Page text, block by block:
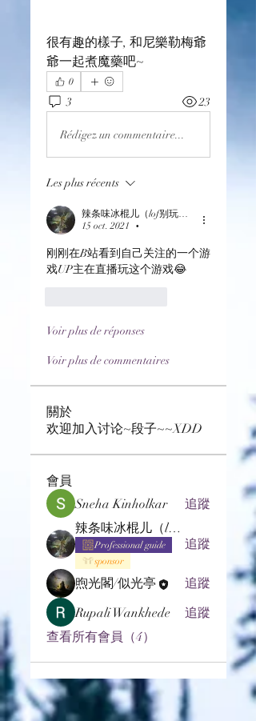
很有趣的樣子, 和尼樂勒梅爺
爺一起煮魔藥吧~
0
3 23
Rédigez un commentaire...
Les plus récents
辣条味冰棍儿（lof别玩了要氪金的）
15 oct. 2021
•
刚刚在B站看到自己关注的一个游
戏UP主在直播玩这个游戏😂
Voir plus de réponses
Voir plus de commentaires
關於
欢迎加入讨论~段子~~XDD
會員
Sneha Kinholkar
追蹤
辣条味冰棍儿（lof别玩了要氪金的）
Professional guide
sponsor
追蹤
煦光閣/似光亭
追蹤
Rupali Wankhede
追蹤
查看所有會員（4）